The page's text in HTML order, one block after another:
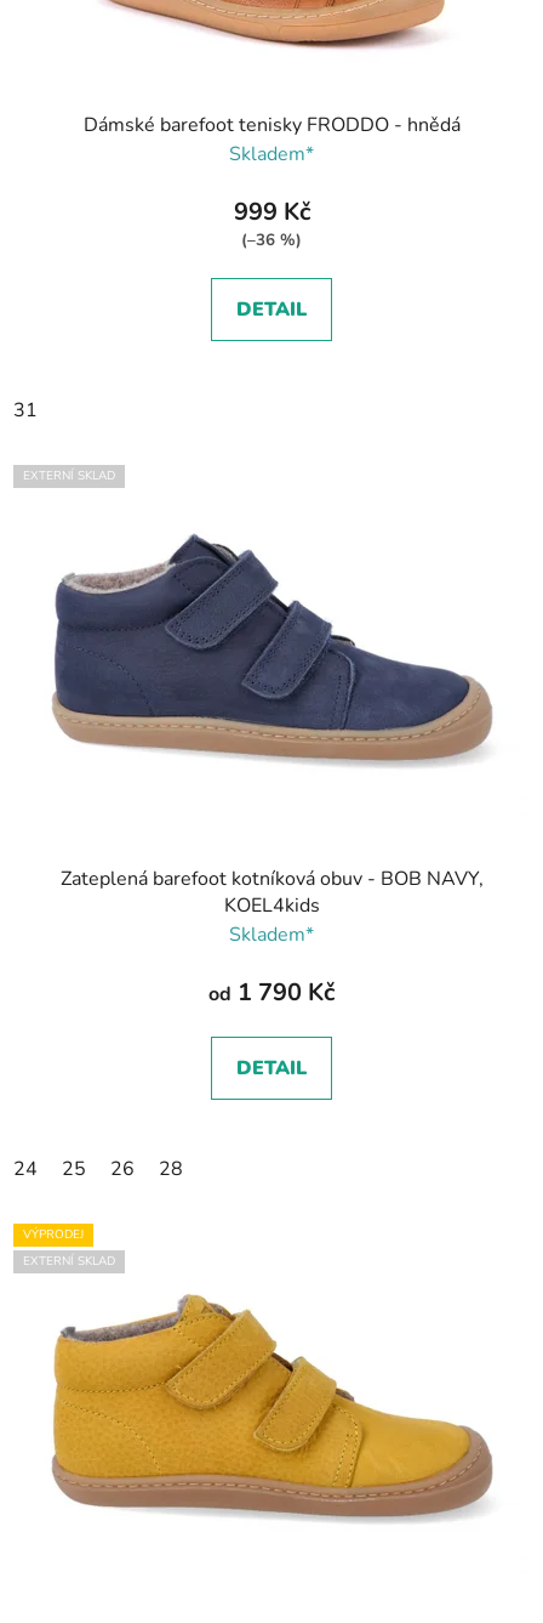
Dámské barefoot tenisky FRODDO - hnědá
Skladem*
999 Kč
(–36 %)
DETAIL
31
EXTERNÍ SKLAD
Zateplená barefoot kotníková obuv - BOB NAVY,
KOEL4kids
Skladem*
od 1 790 Kč
DETAIL
24 25 26 28
VÝPRODEJ
EXTERNÍ SKLAD